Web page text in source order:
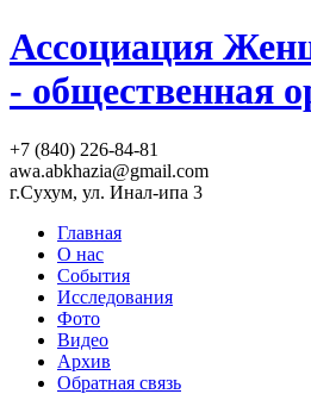
Ассоциация
- общественная
+7 (840) 226-84-81
awa.abkhazia@gmail.com
г.Сухум, ул. Инал-ипа 3
Главная
О нас
События
Исследования
Фото
Видео
Архив
Обратная связь